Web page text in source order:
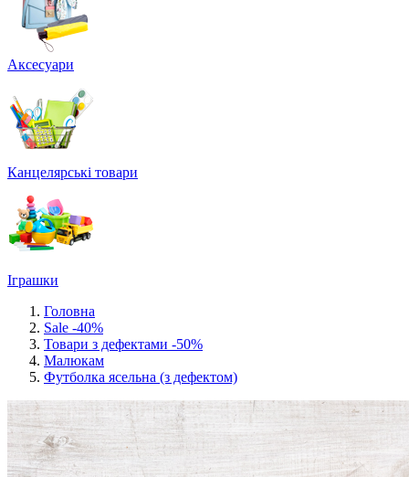
Аксесуари
Канцелярські товари
Іграшки
Головна
Sale -40%
Товари з дефектами -50%
Малюкам
Футболка ясельна (з дефектом)